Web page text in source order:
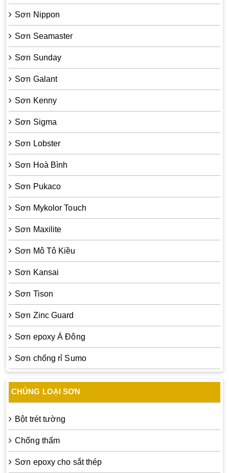
Sơn Nippon
Sơn Seamaster
Sơn Sunday
Sơn Galant
Sơn Kenny
Sơn Sigma
Sơn Lobster
Sơn Hoà Bình
Sơn Pukaco
Sơn Mykolor Touch
Sơn Maxilite
Sơn Mô Tô Kiều
Sơn Kansai
Sơn Tison
Sơn Zinc Guard
Sơn epoxy Á Đông
Sơn chống rỉ Sumo
CHỦNG LOẠI SƠN
Bột trét tường
Chống thấm
Sơn epoxy cho sắt thép